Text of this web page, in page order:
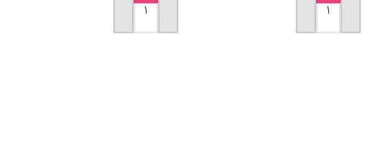
افزودن به سبد خرید افزودن به سبد خرید